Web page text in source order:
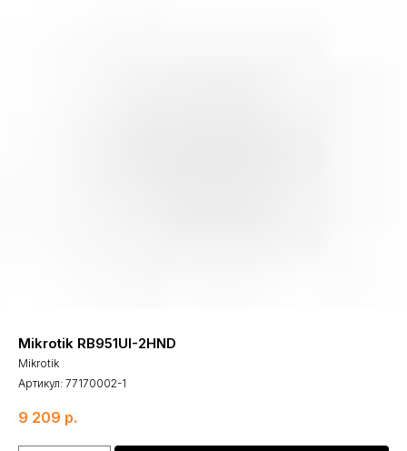
Mikrotik RB951UI-2HND
Mikrotik
Артикул: 77170002-1
9 209 р.